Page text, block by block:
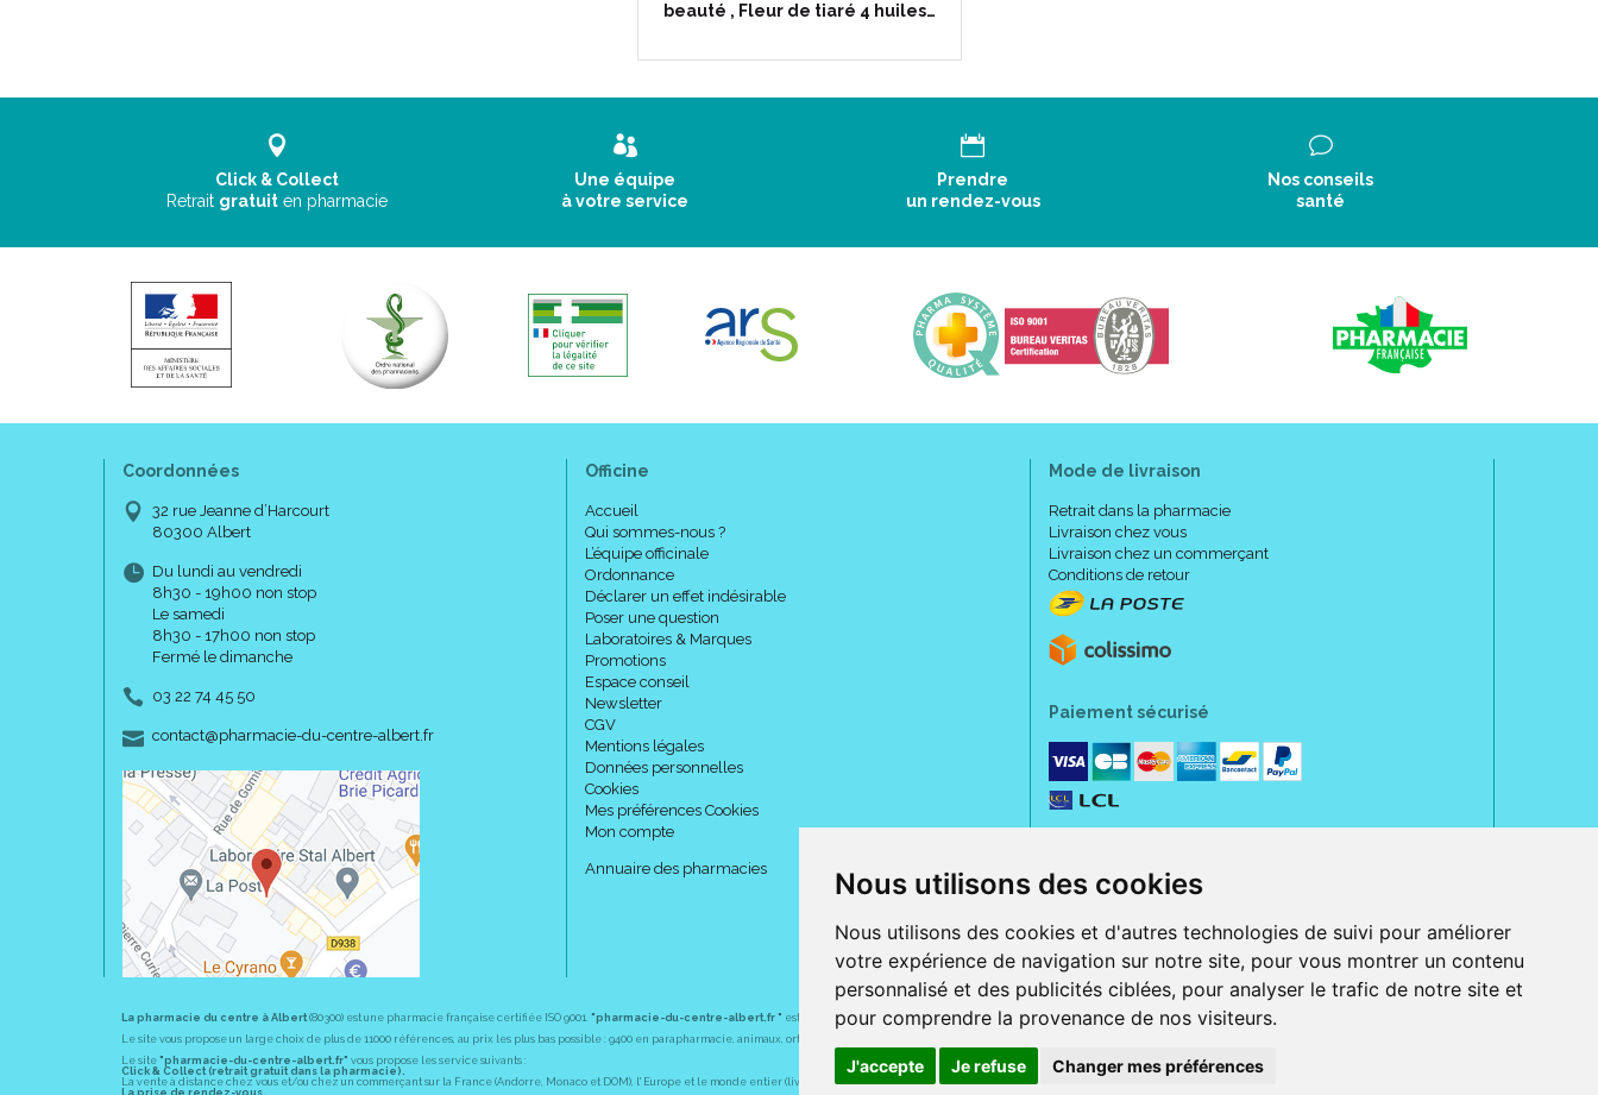
Nous utilisons des cookies
Nous utilisons des cookies et d'autres technologies de suivi pour améliorer
votre expérience de navigation sur notre site, pour vous montrer un contenu
personnalisé et des publicités ciblées, pour analyser le trafic de notre site et
pour comprendre la provenance de nos visiteurs.
J'accepte Je refuse Changer mes préférences
beauté , Fleur de tiaré 4 huiles…
Click & Collect
Retrait gratuit en pharmacie
Une équipe
à votre service
Prendre
un rendez-vous
Nos conseils
santé
Coordonnées
32 rue Jeanne d’Harcourt
80300 Albert
Du lundi au vendredi
8h30 - 19h00 non stop
Le samedi
8h30 - 17h00 non stop
Fermé le dimanche
03 22 74 45 50
contact-
@-
pharmacie-du-centre-albert.fr
Officine
Accueil
Qui sommes-nous ?
L’équipe officinale
Ordonnance
Déclarer un effet indésirable
Poser une question
Laboratoires & Marques
Promotions
Espace conseil
Newsletter
CGV
Mentions légales
Données personnelles
Cookies
Mes préférences Cookies
Mon compte
Annuaire des pharmacies
Mode de livraison
Retrait dans la pharmacie
Livraison chez vous
Livraison chez un commerçant
Conditions de retour
Paiement sécurisé
La pharmacie du centre à Albert(80300) est une pharmacie française certifiée ISO 9001. "pharmacie-du-centre-albert.fr " est le site internet de l a pharmacie du centre, 32 rue Jeanne d' Harcourt, 80300 Albert.
Le site vous propose un large choix de plus de 11000 références, au prix les plus bas possible : 9400 en parapharmacie, animaux, orthopédie, matériel médical. 1700 en médicaments sans ordonnance.
Le site "pharmacie-du-centre-albert.fr" vous propose les service suivants :
Click & Collect (retrait gratuit dans la pharmacie).
La vente à distance chez vous et/ou chez un commerçant sur la France (Andorre, Monaco et DOM), l' Europe et le monde entier (livraison assuré par Colissimo et ses partenaires à l' étranger).
La prise de rendez-vous.